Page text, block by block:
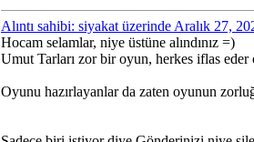
Alıntı sahibi: siyakat üzerinde Aralık 27,
Hocam selamlar, niye üstüne alındınız =)
Umut Tarları zor bir oyun, herkes iflas
Oyunu hazırlayanlar da zaten oyunun